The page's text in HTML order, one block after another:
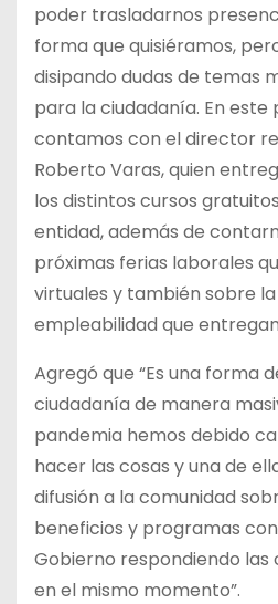
poder trasladarnos
forma que quisiéramos,
disipando dudas de temas
para la ciudadanía. En
contamos con el director
Roberto Varas, quien
los distintos cursos
entidad, además de
próximas ferias laborales
virtuales y también sobre
empleabilidad que
Agregó que “Es una forma
ciudadanía de manera
pandemia hemos debido
hacer las cosas y una de
difusión a la comunidad
beneficios y programas
Gobierno respondiendo
en el mismo momento”.